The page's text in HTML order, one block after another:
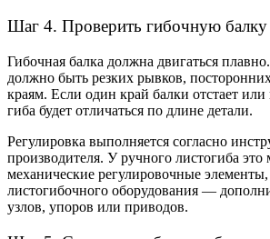
Шаг 4. Проверить гибочную балку
Гибочная балка должна двигаться
должно быть резких рывков,
краям. Если один край балки отстает или
гиба будет отличаться по длине детали.
Регулировка выполняется согласно
производителя. У ручного листогиба это
механические регулировочные
листогибочного оборудования —
узлов, упоров или приводов.